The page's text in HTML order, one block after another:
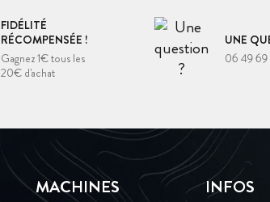
FIDÉLITÉ
RÉCOMPENSÉE !
Gagnez 1€ tous les
20€ d'achat
UNE
06 49 69
MACHINES INFOS